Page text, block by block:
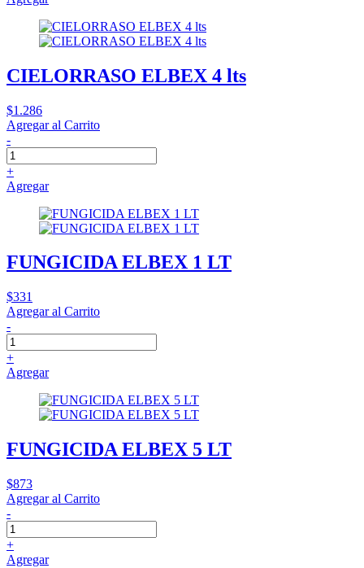
CIELORRASO ELBEX 4 lts
$1.286
Agregar al Carrito
-
+
Agregar
FUNGICIDA ELBEX 1 LT
$331
Agregar al Carrito
-
+
Agregar
FUNGICIDA ELBEX 5 LT
$873
Agregar al Carrito
-
+
Agregar